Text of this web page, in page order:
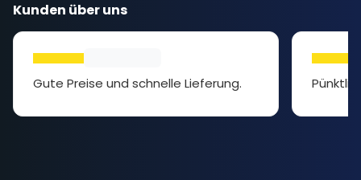
Kunden über uns
Gute Preise und schnelle Lieferung.